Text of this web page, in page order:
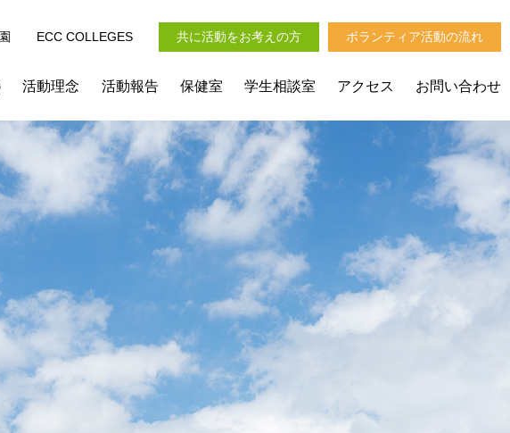
ECC COLLEGES 共に活動をお考えの方 ボランティア活動の流れ
活動理念 活動報告 保健室 学生相談室 アクセス お問い合わせ